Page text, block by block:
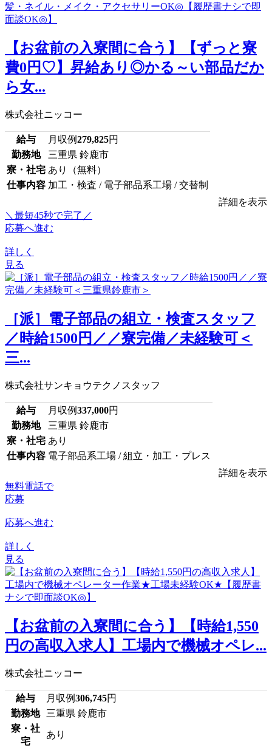
【お盆前の入寮間に合う】【ずっと寮
費0円♡】昇給あり◎かる～い部品だか
ら女...
株式会社ニッコー
給与 月収例279,825円
勤務地
三重県 鈴鹿市
寮・社宅 あり（無料）
仕事内容 加工・検査 / 電子部品系工場 / 交替制
詳細を表示
＼最短45秒で完了／
応募へ進む
詳しく
見る
［派］電子部品の組立・検査スタッフ
／時給1500円／／寮完備／未経験可＜
三...
株式会社サンキョウテクノスタッフ
給与 月収例337,000円
勤務地
三重県 鈴鹿市
寮・社宅 あり
仕事内容 電子部品系工場 / 組立・加工・プレス
詳細を表示
無料電話で
応募
応募へ進む
詳しく
見る
【お盆前の入寮間に合う】【時給1,550
円の高収入求人】工場内で機械オペレ...
株式会社ニッコー
給与 月収例306,745円
勤務地
三重県 鈴鹿市
寮・社
宅
あり